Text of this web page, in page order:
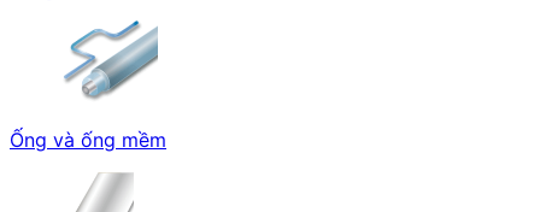
Ống và ống mềm